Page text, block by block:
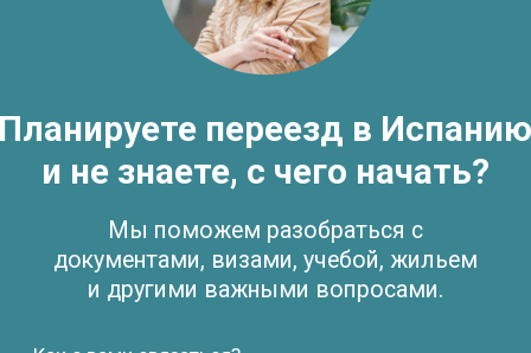
Отправляя форму вы соглашаетесь с политикой
обработки персональных данных